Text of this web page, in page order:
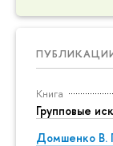
Книга
Групповые
Домшенко В.